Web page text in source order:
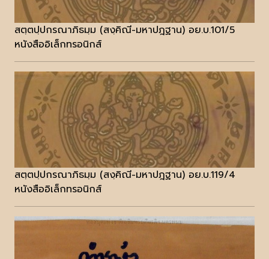
สตฺตปฺปกรณาภิธมฺม (สงฺคิณี-มหาปฎฐาน) อย.บ.101/5
หนังสืออิเล็กทรอนิกส์
สตฺตปฺปกรณาภิธมฺม (สงฺคิณี-มหาปฎฐาน) อย.บ.119/4
หนังสืออิเล็กทรอนิกส์